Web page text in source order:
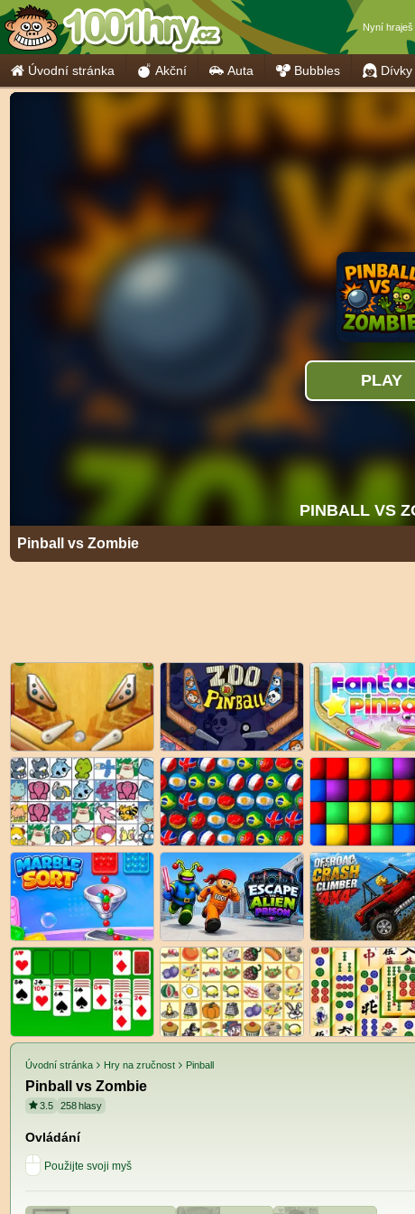
Nyní hraješ
Úvodní stránka Akční Auta Bubbles Dívky
Pinball vs Zombie
Úvodní stránka Hry na zručnost Pinball
Pinball vs Zombie
3.5 258hlasy
Ovládání
Použijte svoji myš